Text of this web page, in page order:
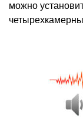
можно